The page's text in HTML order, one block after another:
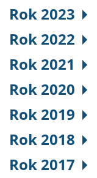
Rok 2023
Rok 2022
Rok 2021
Rok 2020
Rok 2019
Rok 2018
Rok 2017